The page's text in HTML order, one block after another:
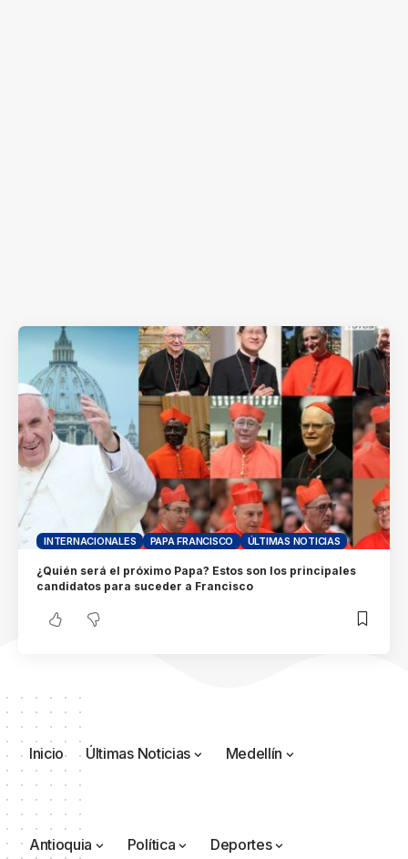
INTERNACIONALES PAPA FRANCISCO ÚLTIMAS NOTICIAS
¿Quién será el próximo Papa? Estos son los principales
candidatos para suceder a Francisco
Inicio Últimas Noticias Medellín
Antioquia Política Deportes